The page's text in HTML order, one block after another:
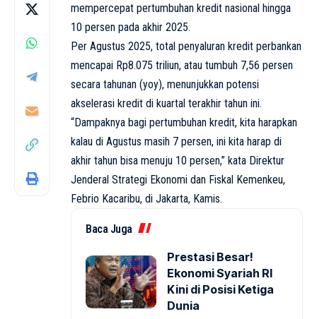
mempercepat pertumbuhan kredit nasional hingga
10 persen pada akhir 2025.
Per Agustus 2025, total penyaluran kredit perbankan
mencapai Rp8.075 triliun, atau tumbuh 7,56 persen
secara tahunan (yoy), menunjukkan potensi
akselerasi kredit di kuartal terakhir tahun ini.
“Dampaknya bagi pertumbuhan kredit, kita harapkan
kalau di Agustus masih 7 persen, ini kita harap di
akhir tahun bisa menuju 10 persen,” kata Direktur
Jenderal Strategi Ekonomi dan Fiskal Kemenkeu,
Febrio Kacaribu, di Jakarta, Kamis.
Baca Juga
Prestasi Besar!
Ekonomi Syariah RI
Kini di Posisi Ketiga
Dunia